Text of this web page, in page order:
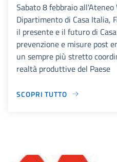
Sabato 8 febbraio all'Ateneo
Dipartimento di Casa Italia,
il presente e il futuro di
prevenzione e misure post
un sempre più stretto
realtà produttive del Paese
SCOPRI TUTTO